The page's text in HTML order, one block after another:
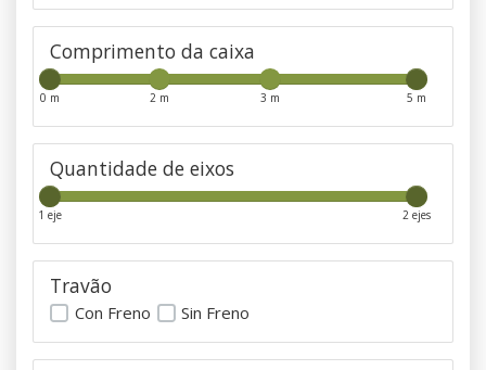
Comprimento da caixa
0 m 2 m 3 m 5 m
Quantidade de eixos
1 eje 2 ejes
Travão
Con Freno Sin Freno